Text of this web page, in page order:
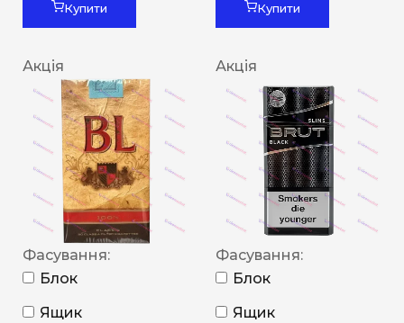
Купити Купити
Акція
Фасування:
Блок
Ящик
Акція
Фасування:
Блок
Ящик